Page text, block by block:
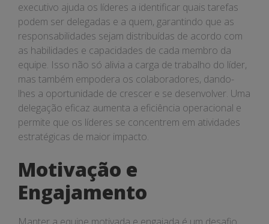
executivo ajuda os líderes a identificar quais tarefas
podem ser delegadas e a quem, garantindo que as
responsabilidades sejam distribuídas de acordo com
as habilidades e capacidades de cada membro da
equipe. Isso não só alivia a carga de trabalho do líder,
mas também empodera os colaboradores, dando-
lhes a oportunidade de crescer e se desenvolver. Uma
delegação eficaz aumenta a eficiência operacional e
permite que os líderes se concentrem em atividades
estratégicas de maior impacto.
Motivação e
Engajamento